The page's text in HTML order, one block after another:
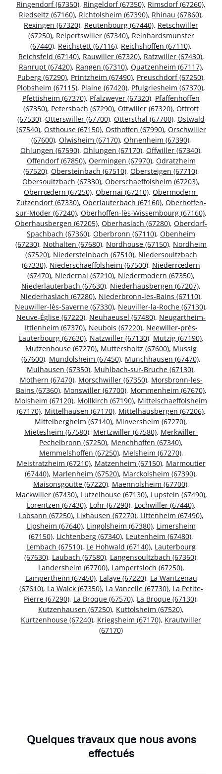
Ringendorf (67350), Ringeldorf (67350), Rimsdorf (67260),
Riedseltz (67160), Richtolsheim (67390), Rhinau (67860),
Rexingen (67320), Reutenbourg (67440), Retschwiller
(67250), Reipertswiller (67340), Reinhardsmunster
(67440), Reichstett (67116), Reichshoffen (67110),
Reichsfeld (67140), Rauwiller (67320), Ratzwiller (67430),
Ranrupt (67420), Rangen (67310), Quatzenheim (67117),
Puberg (67290), Printzheim (67490), Preuschdorf (67250),
Plobsheim (67115), Plaine (67420), Pfulgriesheim (67370),
Pfettisheim (67370), Pfalzweyer (67320), Pfaffenhoffen
(67350), Petersbach (67290), Ottwiller (67320), Ottrott
(67530), Otterswiller (67700), Ottersthal (67700), Ostwald
(67540), Osthouse (67150), Osthoffen (67990), Orschwiller
(67600), Olwisheim (67170), Ohnenheim (67390),
Ohlungen (67590), Ohlungen (67170), Offwiller (67340),
Offendorf (67850), Oermingen (67970), Odratzheim
(67520), Obersteinbach (67510), Obersteigen (67710),
Obersoultzbach (67330), Oberschaeffolsheim (67203),
Oberrœdern (67250), Obernai (67210), Obermodern-
Zutzendorf (67330), Oberlauterbach (67160), Oberhoffen-
sur-Moder (67240), Oberhoffen-lès-Wissembourg (67160),
Oberhausbergen (67205), Oberhaslach (67280), Oberdorf-
Spachbach (67360), Oberbronn (67110), Obenheim
(67230), Nothalten (67680), Nordhouse (67150), Nordheim
(67520), Niedersteinbach (67510), Niedersoultzbach
(67330), Niederschaeffolsheim (67500), Niederrœdern
(67470), Niedernai (67210), Niedermodern (67350),
Niederlauterbach (67630), Niederhausbergen (67207),
Niederhaslach (67280), Niederbronn-les-Bains (67110),
Neuwiller-lès-Saverne (67330), Neuviller-la-Roche (67130),
Neuve-Église (67220), Neuhaeusel (67480), Neugartheim-
Ittlenheim (67370), Neubois (67220), Neewiller-près-
Lauterbourg (67630), Natzwiller (67130), Mutzig (67190),
Mutzenhouse (67270), Muttersholtz (67600), Mussig
(67600), Mundolsheim (67450), Munchhausen (67470),
Mulhausen (67350), Muhlbach-sur-Bruche (67130),
Mothern (67470), Morschwiller (67350), Morsbronn-les-
Bains (67360), Monswiller (67700), Mommenheim (67670),
Molsheim (67120), Mollkirch (67190), Mittelschaeffolsheim
(67170), Mittelhausen (67170), Mittelhausbergen (67206),
Mittelbergheim (67140), Minversheim (67270),
Mietesheim (67580), Mertzwiller (67580), Merkwiller-
Pechelbronn (67250), Menchhoffen (67340),
Memmelshoffen (67250), Melsheim (67270),
Meistratzheim (67210), Matzenheim (67150), Marmoutier
(67440), Marlenheim (67520), Marckolsheim (67390),
Maisonsgoutte (67220), Maennolsheim (67700),
Mackwiller (67430), Lutzelhouse (67130), Lupstein (67490),
Lorentzen (67430), Lohr (67290), Lochwiller (67440),
Lobsann (67250), Lixhausen (67270), Littenheim (67490),
Lipsheim (67640), Lingolsheim (67380), Limersheim
(67150), Lichtenberg (67340), Leutenheim (67480),
Lembach (67510), Le Hohwald (67140), Lauterbourg
(67630), Laubach (67580), Langensoultzbach (67360),
Landersheim (67700), Lampertsloch (67250),
Lampertheim (67450), Lalaye (67220), La Wantzenau
(67610), La Walck (67350), La Vancelle (67730), La Petite-
Pierre (67290), La Broque (67570), La Broque (67130),
Kutzenhausen (67250), Kuttolsheim (67520),
Kurtzenhouse (67240), Kriegsheim (67170), Krautwiller
(67170)
Quelques travaux que nous avons
effectués